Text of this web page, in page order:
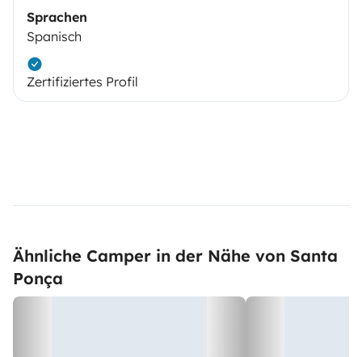
Sprachen
Spanisch
Zertifiziertes Profil
Ähnliche Camper in der Nähe von Santa
Ponça